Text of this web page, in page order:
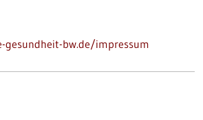
bw.de/impressum